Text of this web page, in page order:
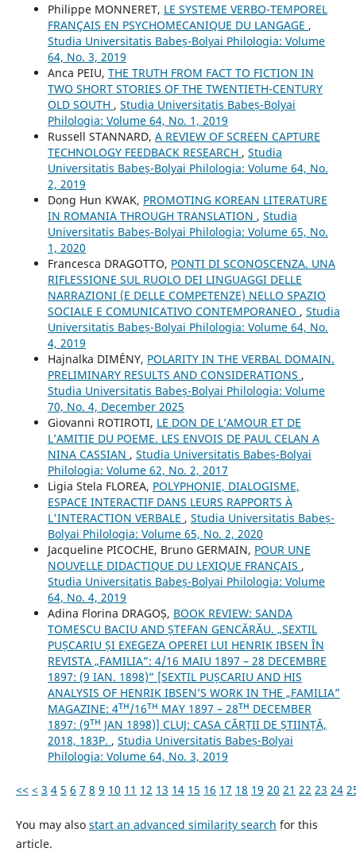
Philippe MONNERET, LE SYSTEME VERBO-TEMPOREL
FRANÇAIS EN PSYCHOMECANIQUE DU LANGAGE ,
Studia Universitatis Babeș-Bolyai Philologia: Volume
64, No. 3, 2019
Anca PEIU, THE TRUTH FROM FACT TO FICTION IN
TWO SHORT STORIES OF THE TWENTIETH-CENTURY
OLD SOUTH , Studia Universitatis Babeș-Bolyai
Philologia: Volume 64, No. 1, 2019
Russell STANNARD, A REVIEW OF SCREEN CAPTURE
TECHNOLOGY FEEDBACK RESEARCH , Studia
Universitatis Babeș-Bolyai Philologia: Volume 64, No.
2, 2019
Dong Hun KWAK, PROMOTING KOREAN LITERATURE
IN ROMANIA THROUGH TRANSLATION , Studia
Universitatis Babeș-Bolyai Philologia: Volume 65, No.
1, 2020
Francesca DRAGOTTO, PONTI DI SCONOSCENZA. UNA
RIFLESSIONE SUL RUOLO DEI LINGUAGGI DELLE
NARRAZIONI (E DELLE COMPETENZE) NELLO SPAZIO
SOCIALE E COMUNICATIVO CONTEMPORANEO , Studia
Universitatis Babeș-Bolyai Philologia: Volume 64, No.
4, 2019
Hajnalka DIMÉNY, POLARITY IN THE VERBAL DOMAIN.
PRELIMINARY RESULTS AND CONSIDERATIONS ,
Studia Universitatis Babeș-Bolyai Philologia: Volume
70, No. 4, December 2025
Giovanni ROTIROTI, LE DON DE L’AMOUR ET DE
L’AMITIE DU POEME. LES ENVOIS DE PAUL CELAN A
NINA CASSIAN , Studia Universitatis Babeș-Bolyai
Philologia: Volume 62, No. 2, 2017
Ligia Stela FLOREA, POLYPHONIE, DIALOGISME,
ESPACE INTERACTIF DANS LEURS RAPPORTS À
L'INTERACTION VERBALE , Studia Universitatis Babeș-
Bolyai Philologia: Volume 65, No. 2, 2020
Jacqueline PICOCHE, Bruno GERMAIN, POUR UNE
NOUVELLE DIDACTIQUE DU LEXIQUE FRANÇAIS ,
Studia Universitatis Babeș-Bolyai Philologia: Volume
64, No. 4, 2019
Adina Florina DRAGOȘ, BOOK REVIEW: SANDA
TOMESCU BACIU AND ȘTEFAN GENCĂRĂU. „SEXTIL
PUȘCARIU ȘI EXEGEZA OPEREI LUI HENRIK IBSEN ÎN
REVISTA „FAMILIA”: 4/16 MAIU 1897 – 28 DECEMBRE
1897: (9 IAN. 1898)” [SEXTIL PUȘCARIU AND HIS
ANALYSIS OF HENRIK IBSEN’S WORK IN THE „FAMILIA”
MAGAZINE: 4ᵀᴴ/16ᵀᴴ MAY 1897 – 28ᵀᴴ DECEMBER
1897: (9ᵀᴴ JAN 1898)] CLUJ: CASA CĂRȚII DE ȘTIINȚĂ,
2018, 183P. , Studia Universitatis Babeș-Bolyai
Philologia: Volume 64, No. 3, 2019
<< < 3 4 5 6 7 8 9 10 11 12 13 14 15 16 17 18 19 20 21 22 23 24
You may also start an advanced similarity search for this
article.